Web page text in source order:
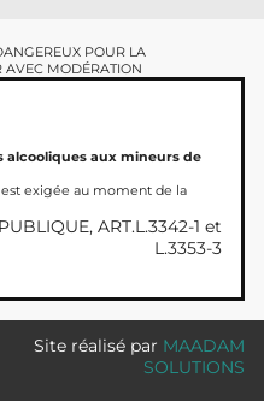
POUR LA
AVEC MODÉRATION
aux mineurs de
exigée au moment de la
ART.L.3342-1 et
L.3353-3
Site réalisé par MAADAM
SOLUTIONS